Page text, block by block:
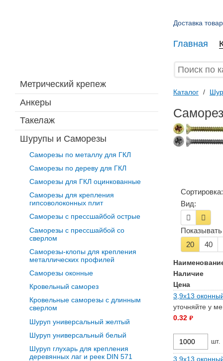
Метрический крепеж
Анкеры
Такелаж
Шурупы и Саморезы
Саморезы по металлу для ГКЛ
Саморезы по дереву для ГКЛ
Саморезы для ГКЛ оцинкованные
Саморезы для крепления
гипсоволоконных плит
Саморезы с прессшайбой острые
Саморезы с прессшайбой со
сверлом
Саморезы-клопы для крепления
металлических профилей
Саморезы оконные
Кровельный саморез
Кровельные саморезы с длинным
сверлом
Шуруп универсальный желтый
Шуруп универсальный белый
Шуруп глухарь для крепления
деревянных лаг и реек DIN 571
Доставка
Главная
Каталог /
Сортировка:
Вид:
20
40
Наличие
Цена
3,9х13
уточняйте у
0.32 руб.
шт.
3,9х13